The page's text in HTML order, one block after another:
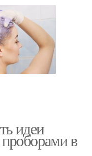
идеи
в